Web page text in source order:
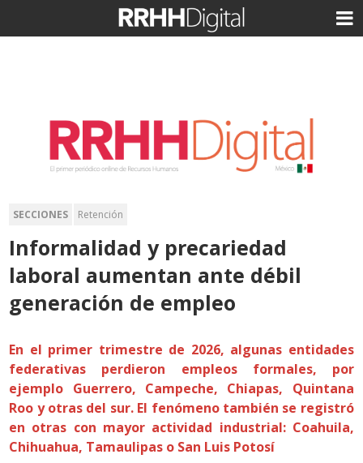
SECCIONES Retención
Informalidad y precariedad
laboral aumentan ante débil
generación de empleo
En el primer trimestre de 2026, algunas entidades
federativas perdieron empleos formales, por
ejemplo Guerrero, Campeche, Chiapas, Quintana
Roo y otras del sur. El fenómeno también se registró
en otras con mayor actividad industrial: Coahuila,
Chihuahua, Tamaulipas o San Luis Potosí